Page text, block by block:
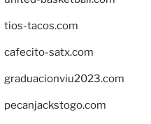
tios-tacos.com
cafecito-satx.com
graduacionviu2023.com
pecanjackstogo.com